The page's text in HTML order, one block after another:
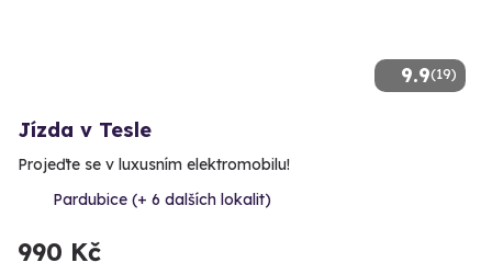
9.9(19)
Jízda v Tesle
Projeďte se v luxusním elektromobilu!
Pardubice (+ 6 dalších lokalit)
990 Kč